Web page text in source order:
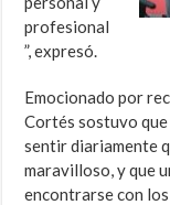
profesional
”, expresó.
Emocionado por
Cortés sostuvo
sentir diariamente
maravilloso, y que
encontrarse con